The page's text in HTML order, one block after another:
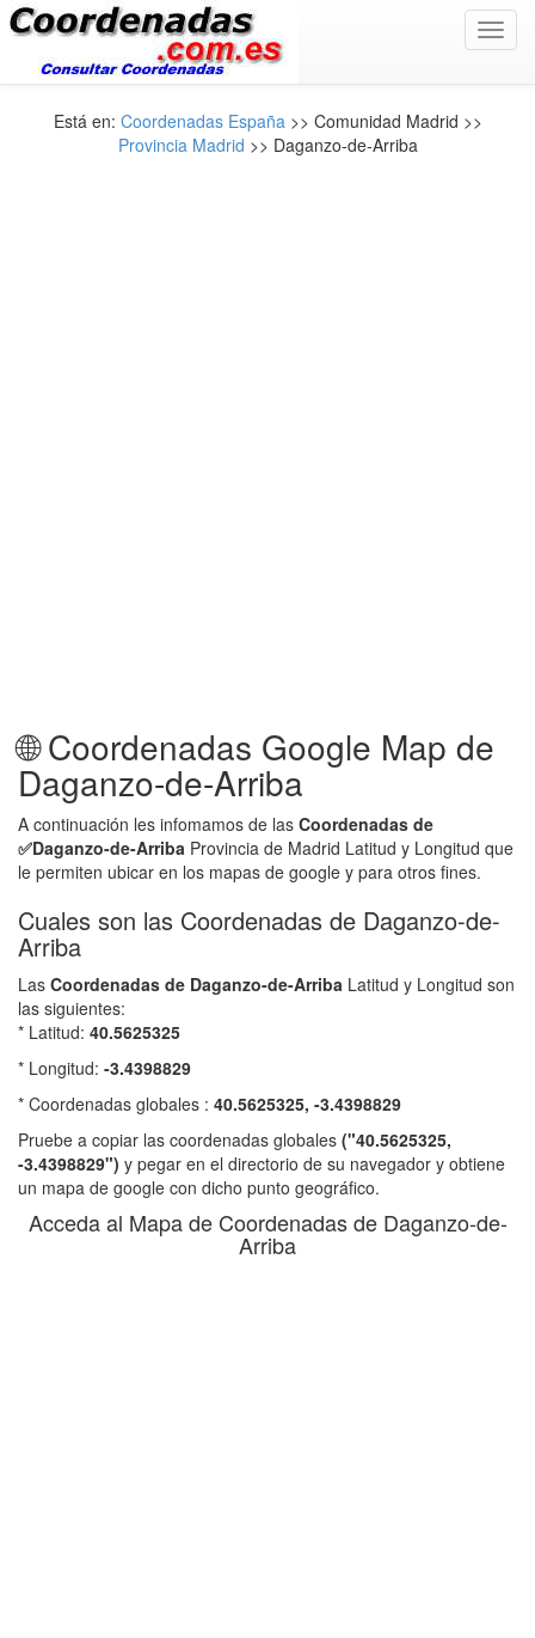
Está en: Coordenadas España>> Comunidad Madrid >>
Provincia Madrid >> Daganzo-de-Arriba
🌐 Coordenadas Google Map de
Daganzo-de-Arriba
A continuación les infomamos de las Coordenadas de
✅Daganzo-de-Arriba Provincia de Madrid Latitud y Longitud que
le permiten ubicar en los mapas de google y para otros fines.
Cuales son las Coordenadas de Daganzo-de-
Arriba
Las Coordenadas de Daganzo-de-Arriba Latitud y Longitud son
las siguientes:
* Latitud: 40.5625325
* Longitud: -3.4398829
* Coordenadas globales : 40.5625325, -3.4398829
Pruebe a copiar las coordenadas globales ("40.5625325,
-3.4398829") y pegar en el directorio de su navegador y obtiene
un mapa de google con dicho punto geográfico.
Acceda al Mapa de Coordenadas de Daganzo-de-
Arriba